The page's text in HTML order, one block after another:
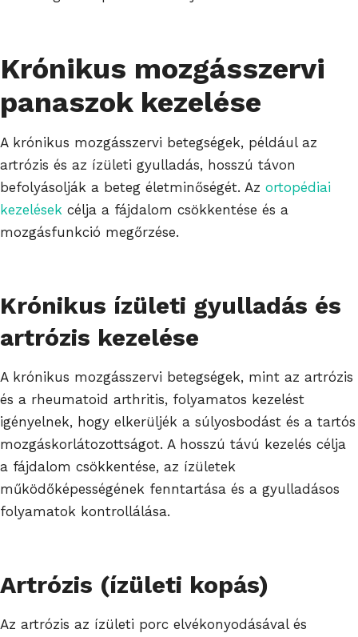
Krónikus mozgásszervi
panaszok kezelése
A krónikus mozgásszervi betegségek, például az
artrózis és az ízületi gyulladás, hosszú távon
befolyásolják a beteg életminőségét. Az ortopédiai
kezelések célja a fájdalom csökkentése és a
mozgásfunkció megőrzése.
Krónikus ízületi gyulladás és
artrózis kezelése
A krónikus mozgásszervi betegségek, mint az artrózis
és a rheumatoid arthritis, folyamatos kezelést
igényelnek, hogy elkerüljék a súlyosbodást és a tartós
mozgáskorlátozottságot. A hosszú távú kezelés célja
a fájdalom csökkentése, az ízületek
működőképességének fenntartása és a gyulladásos
folyamatok kontrollálása.
Artrózis (ízületi kopás)
Az artrózis az ízületi porc elvékonyodásával és